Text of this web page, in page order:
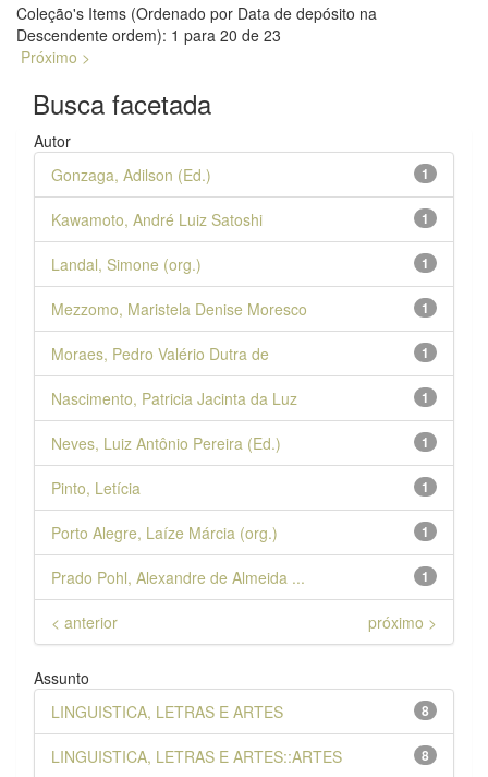
Coleção's Items (Ordenado por Data de depósito na
Descendente ordem): 1 para 20 de 23
Próximo >
Busca facetada
Autor
1
Gonzaga, Adilson (Ed.)
1
Kawamoto, André Luiz Satoshi
1
Landal, Simone (org.)
1
Mezzomo, Maristela Denise Moresco
1
Moraes, Pedro Valério Dutra de
1
Nascimento, Patricia Jacinta da Luz
1
Neves, Luiz Antônio Pereira (Ed.)
1
Pinto, Letícia
1
Porto Alegre, Laíze Márcia (org.)
1
Prado Pohl, Alexandre de Almeida ...
< anterior próximo >
Assunto
8
LINGUISTICA, LETRAS E ARTES
8
LINGUISTICA, LETRAS E ARTES::ARTES